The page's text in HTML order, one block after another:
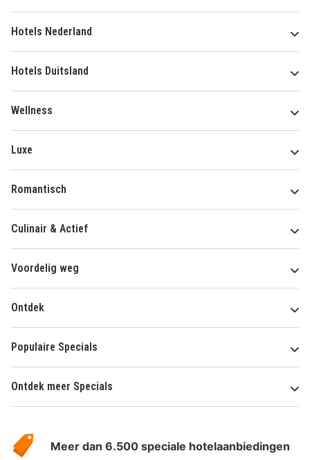
Hotels Nederland
Hotels Duitsland
Wellness
Luxe
Romantisch
Culinair & Actief
Voordelig weg
Ontdek
Populaire Specials
Ontdek meer Specials
HotelSpecials
Meer dan 6.500 speciale hotelaanbiedingen